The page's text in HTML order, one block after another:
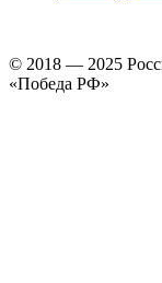
© 2018 — 2025
«Победа РФ»